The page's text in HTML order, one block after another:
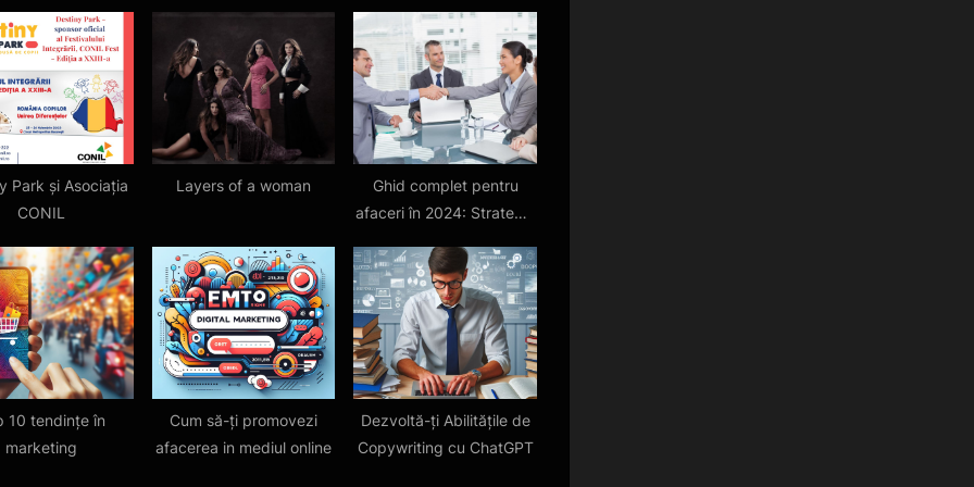
Park și Asociația
CONIL
Layers of a woman
Ghid complet pentru
afaceri în 2024: Strategii,
10 tendințe în
marketing
Cum să-ți promovezi
afacerea in mediul online
Dezvoltă-ți Abilitățile de
Copywriting cu ChatGPT